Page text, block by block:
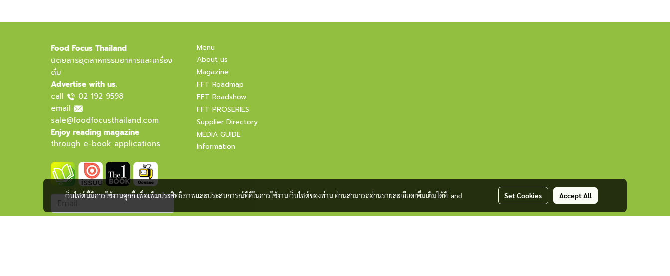
Food Focus Thailand
นิตยสารอุตสาหกรรมอาหารและเครื่อง
ดื่ม
Advertise with us.
call
02 192 9598
email
sale@foodfocusthailand.com
Enjoy reading magazine
through e-book applications
Menu
About us
Magazine
FFT Roadmap
FFT Roadshow
FFT PROSERIES
Supplier Directory
MEDIA GUIDE
Information
เว็บไซต์นี้มีการใช้งานคุกกี้ เพื่อเพิ่มประสิทธิภาพและประสบการณ์ที่ดีในการใช้งานเว็บไซต์ของท่าน ท่านสามารถอ่านรายละเอียดเพิ่มเติมได้ที่ and Set Cookies Accept All